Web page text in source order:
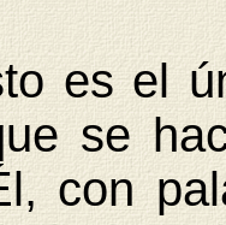
el
se
con